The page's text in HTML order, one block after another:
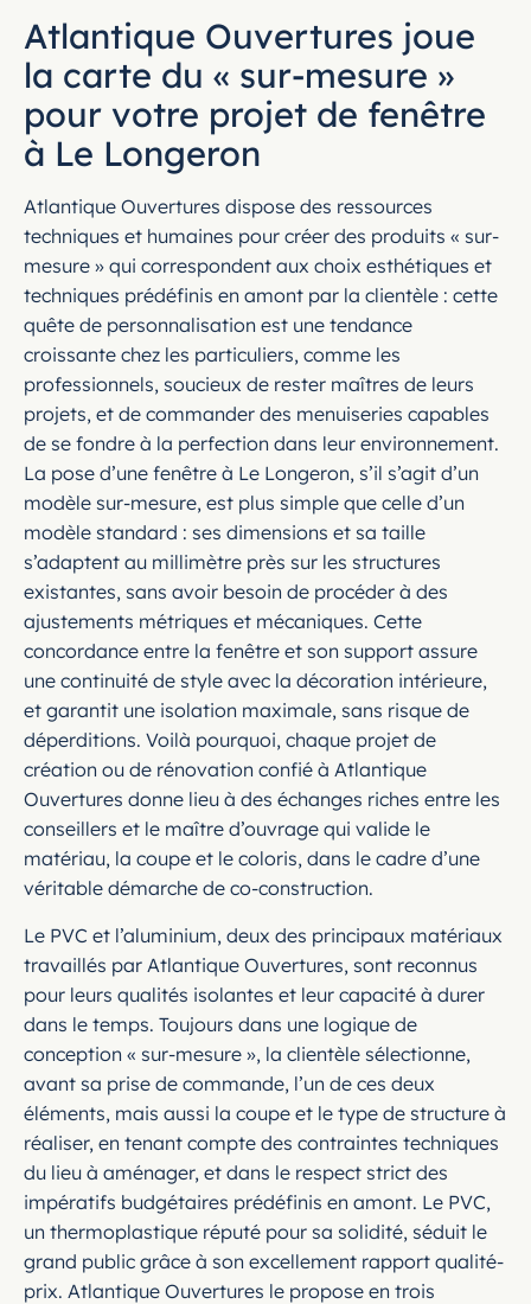
Atlantique Ouvertures joue
la carte du « sur-mesure »
pour votre projet de fenêtre
à Le Longeron
Atlantique Ouvertures dispose des ressources
techniques et humaines pour créer des produits « sur-
mesure » qui correspondent aux choix esthétiques et
techniques prédéfinis en amont par la clientèle : cette
quête de personnalisation est une tendance
croissante chez les particuliers, comme les
professionnels, soucieux de rester maîtres de leurs
projets, et de commander des menuiseries capables
de se fondre à la perfection dans leur environnement.
La pose d’une fenêtre à Le Longeron, s’il s’agit d’un
modèle sur-mesure, est plus simple que celle d’un
modèle standard : ses dimensions et sa taille
s’adaptent au millimètre près sur les structures
existantes, sans avoir besoin de procéder à des
ajustements métriques et mécaniques. Cette
concordance entre la fenêtre et son support assure
une continuité de style avec la décoration intérieure,
et garantit une isolation maximale, sans risque de
déperditions. Voilà pourquoi, chaque projet de
création ou de rénovation confié à Atlantique
Ouvertures donne lieu à des échanges riches entre les
conseillers et le maître d’ouvrage qui valide le
matériau, la coupe et le coloris, dans le cadre d’une
véritable démarche de co-construction.
Le PVC et l’aluminium, deux des principaux matériaux
travaillés par Atlantique Ouvertures, sont reconnus
pour leurs qualités isolantes et leur capacité à durer
dans le temps. Toujours dans une logique de
conception « sur-mesure », la clientèle sélectionne,
avant sa prise de commande, l’un de ces deux
éléments, mais aussi la coupe et le type de structure à
réaliser, en tenant compte des contraintes techniques
du lieu à aménager, et dans le respect strict des
impératifs budgétaires prédéfinis en amont. Le PVC,
un thermoplastique réputé pour sa solidité, séduit le
grand public grâce à son excellement rapport qualité-
prix. Atlantique Ouvertures le propose en trois